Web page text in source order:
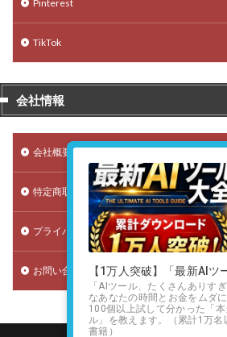
Pinterest
TikTok
会社情報
会社概要
特定商取引法に基づく表記
プライバシーポリシー（個人情報保護方針）
お問い合わせ